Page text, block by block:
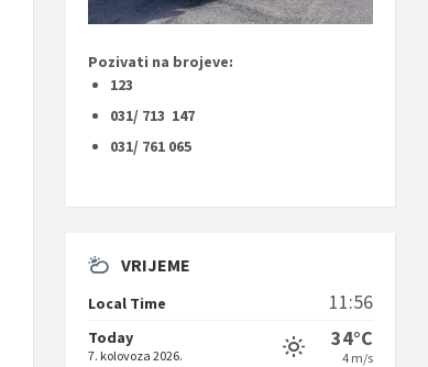
Pozivati na brojeve:
123
031/ 713 147
031/ 761 065
VRIJEME
Local Time 11:56
Today
7. kolovoza 2026.
34°C
4 m/s